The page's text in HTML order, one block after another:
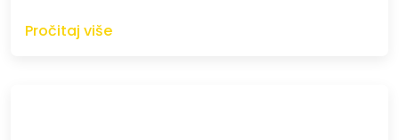
Pročitaj više